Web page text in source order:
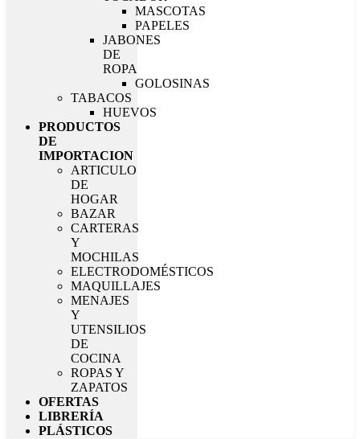
MASCOTAS
PAPELES
JABONES
DE
ROPA
GOLOSINAS
TABACOS
HUEVOS
PRODUCTOS
DE
IMPORTACION
ARTICULO
DE
HOGAR
BAZAR
CARTERAS
Y
MOCHILAS
ELECTRODOMÉSTICOS
MAQUILLAJES
MENAJES
Y
UTENSILIOS
DE
COCINA
ROPAS Y
ZAPATOS
OFERTAS
LIBRERÍA
PLÁSTICOS